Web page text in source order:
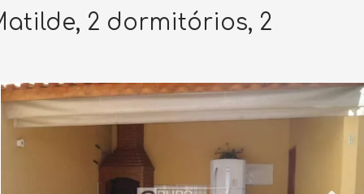
2 dormitórios, 2